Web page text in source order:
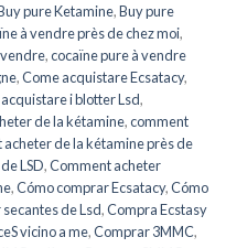
pure Ketamine,Buy pure
à vendre près de chez moi,
,cocaïne pure à vendre
,Come acquistare Ecsatacy,
i blotter Lsd,
de la kétamine,comment
acheter de la kétamine près de
LSD,Comment acheter
,Cómo comprar Ecsatacy,Cómo
de Lsd,Compra Ecstasy
vicino a me,Comprar 3MMC,